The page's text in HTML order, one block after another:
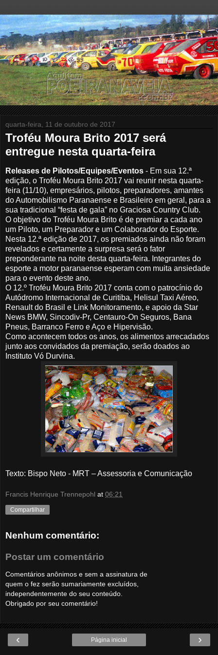
quarta-feira, 11 de outubro de 2017
Troféu Moura Brito 2017 será
entregue nesta quarta-feira
Releases de Pilotos/Equipes/Eventos - Em sua 12.ª
edição, o Troféu Moura Brito 2017 vai reunir nesta quarta-
feira (11/10), empresários, pilotos, preparadores, amantes
do Automobilismo Paranaense e Brasileiro em geral, para a
sua tradicional “festa de gala” no Graciosa Country Club.
O objetivo do Troféu Moura Brito é de premiar a cada ano
um Piloto, um Preparador e um Colaborador do Esporte.
Nesta 12.ª edição de 2017, os premiados ainda não foram
revelados e certamente a surpresa será o fator
preponderante na noite desta quarta-feira. Integrantes do
esporte a motor paranaense esperam com muita ansiedade
para o evento deste ano.
O 12.º Troféu Moura Brito 2017 conta com o patrocínio do
Autódromo Internacional de Curitiba, Helisul Taxi Aéreo,
Renault do Brasil e Link Monitoramento, e apoio da Star
News BMW, Sincodiv-Pr, Centauro-On Seguros, Bana
Pneus, Barranco Ferro e Aço e Hipervisão.
Como acontecem todos os anos, os alimentos arrecadados
junto aos convidados da premiação, serão doados ao
Instituto Vó Durvina.
Texto: Bispo Neto - MRT – Assessoria e Comunicação
Francis Henrique Trennepohl at 06:21
Compartilhar
Nenhum comentário:
Postar um comentário
Comentários anônimos e sem a assinatura de
quem o fez serão sumariamente excluídos,
independentemente do seu conteúdo.
Obrigado por seu comentário!
‹ ›
Página inicial